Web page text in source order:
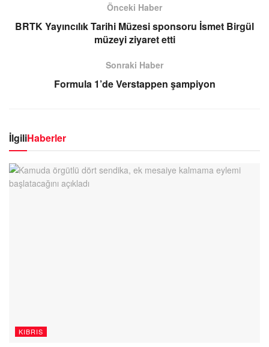
Önceki Haber
BRTK Yayıncılık Tarihi Müzesi sponsoru İsmet Birgül
müzeyi ziyaret etti
Sonraki Haber
Formula 1’de Verstappen şampiyon
İlgiliHaberler
KIBRIS